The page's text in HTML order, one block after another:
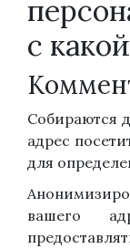
с
Собираются
адрес
для
вашего